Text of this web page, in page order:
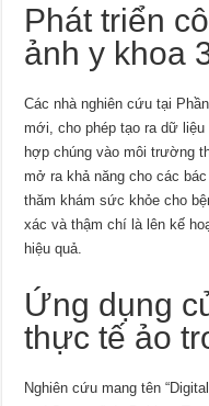
Phát triển
ảnh y khoa
Các nhà nghiên cứu tại
mới, cho phép tạo ra dữ
hợp chúng vào môi trường
mở ra khả năng cho các
thăm khám sức khỏe cho
xác và thậm chí là lên kế
hiệu quả.
Ứng dụng
thực tế ảo
Nghiên cứu mang tên